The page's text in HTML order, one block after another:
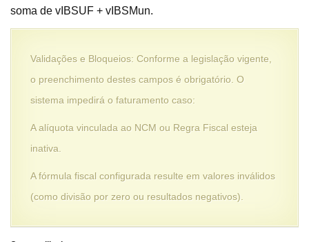
soma de vIBSUF + vIBSMun.
Validações e Bloqueios: Conforme a legislação vigente,
o preenchimento destes campos é obrigatório. O
sistema impedirá o faturamento caso:
A alíquota vinculada ao NCM ou Regra Fiscal esteja
inativa.
A fórmula fiscal configurada resulte em valores inválidos
(como divisão por zero ou resultados negativos).